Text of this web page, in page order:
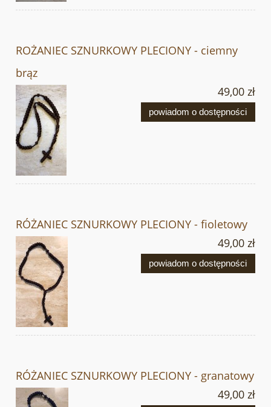
ROŻANIEC SZNURKOWY PLECIONY - ciemny
brąz
49,00 zł
powiadom o dostępności
RÓŻANIEC SZNURKOWY PLECIONY - fioletowy
49,00 zł
powiadom o dostępności
RÓŻANIEC SZNURKOWY PLECIONY - granatowy
49,00 zł